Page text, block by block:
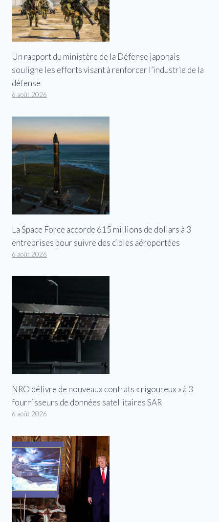
Un rapport du ministère de la Défense japonais
souligne les efforts visant à renforcer l’industrie de la
défense
6 août 2026
La Space Force accorde 615 millions de dollars à 3
entreprises pour suivre des cibles aéroportées
6 août 2026
NRO délivre de nouveaux contrats « rigoureux » à 3
fournisseurs de données satellitaires SAR
6 août 2026